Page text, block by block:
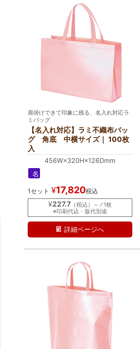
肩掛けできて印象に残る、名入れ対応ラ
ミバッグ
【名入れ対応】ラミ不織布バッ
グ 角底 中横サイズ｜ 100枚
入
456W×320H×126Dmm
名
れ
｜
ミ
1セット ¥17,820税込
¥227.7（税込）～ ⁄ 1枚
※印刷代込・版代別途
詳細ページへ